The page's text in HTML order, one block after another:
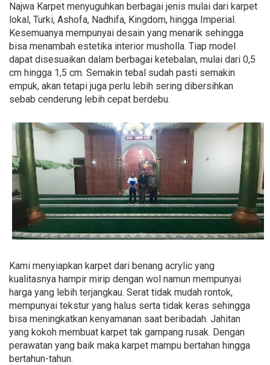
Najwa Karpet menyuguhkan berbagai jenis mulai dari karpet
lokal, Turki, Ashofa, Nadhifa, Kingdom, hingga Imperial.
Kesemuanya mempunyai desain yang menarik sehingga
bisa menambah estetika interior musholla. Tiap model
dapat disesuaikan dalam berbagai ketebalan, mulai dari 0,5
cm hingga 1,5 cm. Semakin tebal sudah pasti semakin
empuk, akan tetapi juga perlu lebih sering dibersihkan
sebab cenderung lebih cepat berdebu.
Kami menyiapkan karpet dari benang acrylic yang
kualitasnya hampir mirip dengan wol namun mempunyai
harga yang lebih terjangkau. Serat tidak mudah rontok,
mempunyai tekstur yang halus serta tidak keras sehingga
bisa meningkatkan kenyamanan saat beribadah. Jahitan
yang kokoh membuat karpet tak gampang rusak. Dengan
perawatan yang baik maka karpet mampu bertahan hingga
bertahun-tahun.